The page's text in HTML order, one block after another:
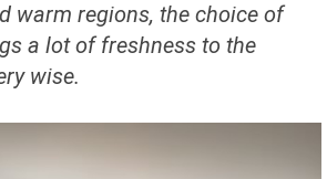
warm regions, the choice of
a lot of freshness to the
wise.